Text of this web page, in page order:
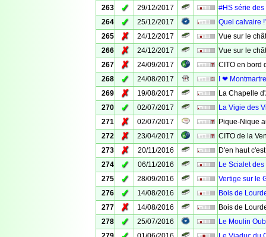
263
✓ 29/12/2017
#HS série
264
✓ 25/12/2017
Quel calvaire
265
✗ 24/12/2017
Vue sur le
266
✗ 24/12/2017
Vue sur le
267
✗ 24/09/2017
CITO en bord
268
✓ 24/08/2017
I ❤
269
✗ 19/08/2017
La Chapelle
270
✓ 02/07/2017
La Vigie des
271
✗ 02/07/2017
Pique-Nique
272
✗ 23/04/2017
CITO de la
273
✗ 20/11/2016
D'en haut
274
✓ 06/11/2016
Le Scialet
275
✓ 28/09/2016
Vertige sur le
276
✓ 14/08/2016
Bois de
277
✗ 14/08/2016
Bois de
278
✓ 25/07/2016
Le Moulin